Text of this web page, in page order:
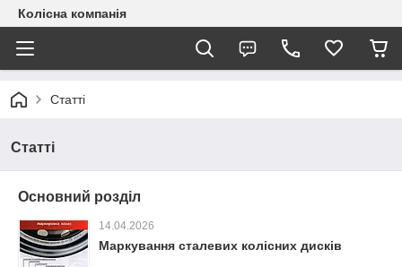
Колісна компанія
Статті
Статті
Основний розділ
14.04.2026
Маркування сталевих колісних дисків